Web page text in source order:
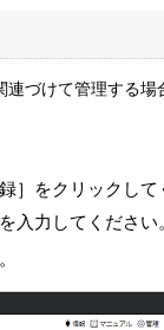
づけて管理する場
］をクリックして
入力してくださ